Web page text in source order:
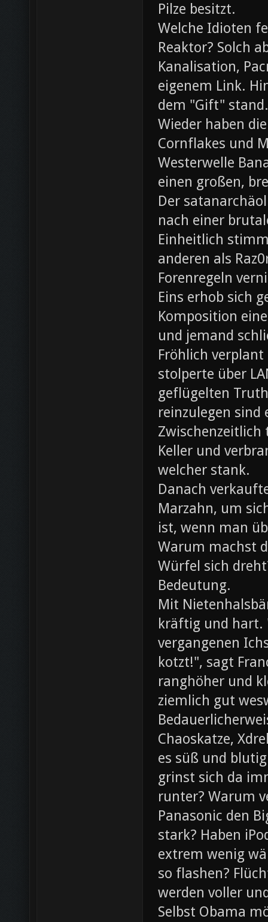
Pilze besitzt.
Welche Idioten
Reaktor? Solch
Kanalisation,
eigenem Link.
dem "Gift" stand.
Wieder haben
Cornflakes und
Westerwelle
einen großen,
Der
nach einer
Einheitlich
anderen als
Forenregeln
Eins erhob sich
Komposition
und jemand
Fröhlich
stolperte über
geflügelten
reinzulegen sind
Zwischenzeitlich
Keller und
welcher stank.
Danach
Marzahn, um
ist, wenn man
Warum machst
Würfel sich
Bedeutung.
Mit
kräftig und hart.
vergangenen
kotzt!", sagt
ranghöher und
ziemlich gut
Chaoskatze,
es süß und
grinst sich da
runter? Warum
Panasonic den
stark? Haben
extrem wenig
so flashen?
werden voller
Selbst Obama